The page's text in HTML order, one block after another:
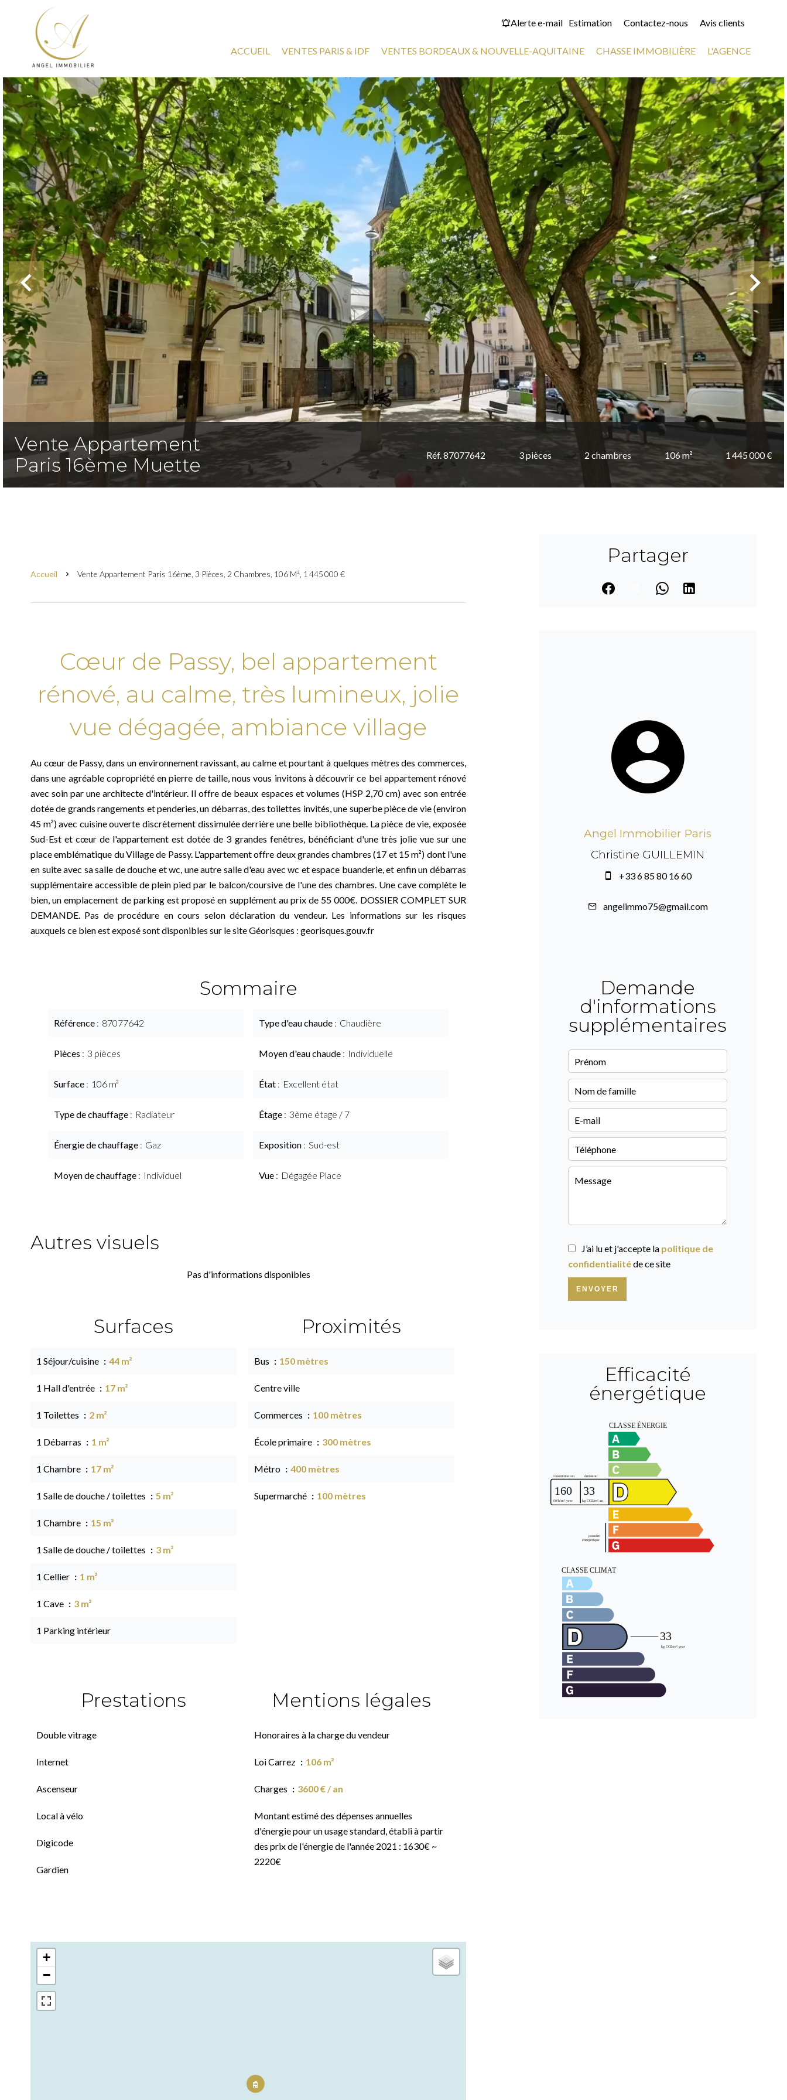
Alerte e-mail Estimation Contactez-nous Avis clients
ACCUEIL VENTES PARIS & IDF VENTES BORDEAUX & NOUVELLE-AQUITAINE CHASSE IMMOBILIÈRE L'AGENCE
Vente Appartement
Paris 16ème Muette
Réf. 87077642 3 pièces 2 chambres 106 m² 1 445 000 €
Accueil Vente Appartement Paris 16ème, 3 Pièces, 2 Chambres, 106 M², 1 445 000 €
Cœur de Passy, bel appartement
rénové, au calme, très lumineux, jolie
vue dégagée, ambiance village
Au cœur de Passy, dans un environnement ravissant, au calme et pourtant à quelques mètres des commerces,
dans une agréable copropriété en pierre de taille, nous vous invitons à découvrir ce bel appartement rénové
avec soin par une architecte d'intérieur. Il offre de beaux espaces et volumes (HSP 2,70 cm) avec son entrée
dotée de grands rangements et penderies, un débarras, des toilettes invités, une superbe pièce de vie (environ
45 m²) avec cuisine ouverte discrètement dissimulée derrière une belle bibliothèque. La pièce de vie, exposée
Sud-Est et cœur de l'appartement est dotée de 3 grandes fenêtres, bénéficiant d'une très jolie vue sur une
place emblématique du Village de Passy. L'appartement offre deux grandes chambres (17 et 15 m²) dont l'une
en suite avec sa salle de douche et wc, une autre salle d'eau avec wc et espace buanderie, et enfin un débarras
supplémentaire accessible de plein pied par le balcon/coursive de l'une des chambres. Une cave complète le
bien, un emplacement de parking est proposé en supplément au prix de 55 000€. DOSSIER COMPLET SUR
DEMANDE. Pas de procédure en cours selon déclaration du vendeur. Les informations sur les risques
auxquels ce bien est exposé sont disponibles sur le site Géorisques : georisques.gouv.fr
Sommaire
Référence 87077642
Pièces 3 pièces
Surface 106 m²
Type de chauffage Radiateur
Énergie de chauffage Gaz
Moyen de chauffage Individuel
Type d'eau chaude Chaudière
Moyen d'eau chaude Individuelle
État Excellent état
Étage 3ème étage / 7
Exposition Sud-est
Vue Dégagée Place
Autres visuels
Pas d'informations disponibles
Surfaces
1 Séjour/cuisine 44 m²
1 Hall d'entrée 17 m²
1 Toilettes 2 m²
1 Débarras 1 m²
1 Chambre 17 m²
1 Salle de douche / toilettes 5 m²
1 Chambre 15 m²
1 Salle de douche / toilettes 3 m²
1 Cellier 1 m²
1 Cave 3 m²
1 Parking intérieur
Proximités
Bus 150 mètres
Centre ville
Commerces 100 mètres
École primaire 300 mètres
Métro 400 mètres
Supermarché 100 mètres
Prestations
Double vitrage
Internet
Ascenseur
Local à vélo
Digicode
Gardien
Mentions légales
Honoraires à la charge du vendeur
Loi Carrez 106 m²
Charges 3600 € / an
Montant estimé des dépenses annuelles
d'énergie pour un usage standard, établi à partir
des prix de l'énergie de l'année 2021 : 1630€ ~
2220€
+
−
Partager
Angel Immobilier Paris
Christine GUILLEMIN
+33 6 85 80 16 60
angelimmo75@gmail.com
Demande
d'informations
supplémentaires
J’ai lu et j'accepte la politique de
confidentialitéde ce site
ENVOYER
Efficacité
énergétique